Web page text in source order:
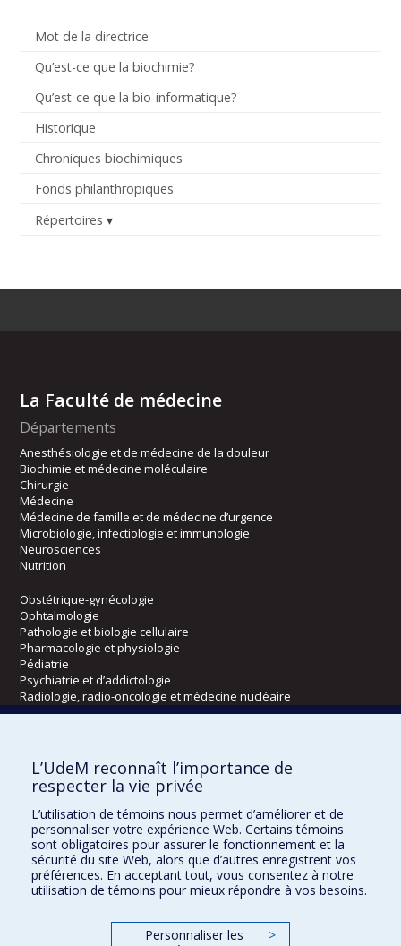
Mot de la directrice
Qu’est-ce que la biochimie?
Qu’est-ce que la bio-informatique?
Historique
Chroniques biochimiques
Fonds philanthropiques
Répertoires
La Faculté de médecine
Départements
Anesthésiologie et de médecine de la douleur
Biochimie et médecine moléculaire
Chirurgie
Médecine
Médecine de famille et de médecine d’urgence
Microbiologie, infectiologie et immunologie
Neurosciences
Nutrition
Obstétrique-gynécologie
Ophtalmologie
Pathologie et biologie cellulaire
Pharmacologie et physiologie
Pédiatrie
Psychiatrie et d’addictologie
Radiologie, radio-oncologie et médecine nucléaire
Écoles
Kinésiologie et des sciences de l’activité physique
Orthophonie et audiologie
Réadaptation
Directions
DPC
CPASS
L’UdeM reconnaît l’importance de
respecter la vie privée
L’utilisation de témoins nous permet d’améliorer et de
personnaliser votre expérience Web. Certains témoins
sont obligatoires pour assurer le fonctionnement et la
sécurité du site Web, alors que d’autres enregistrent vos
préférences. En acceptant tout, vous consentez à notre
utilisation de témoins pour mieux répondre à vos besoins.
Personnaliser les
>